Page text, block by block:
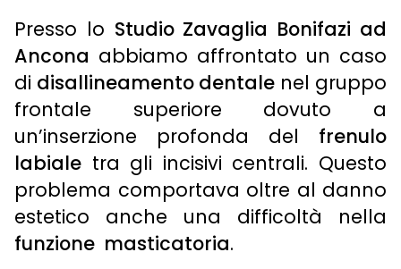
Presso lo Studio Zavaglia Bonifazi ad
Ancona abbiamo affrontato un caso
di disallineamento dentale nel gruppo
frontale superiore dovuto a
un’inserzione profonda del frenulo
labiale tra gli incisivi centrali. Questo
problema comportava oltre al danno
estetico anche una difficoltà nella
funzione masticatoria.